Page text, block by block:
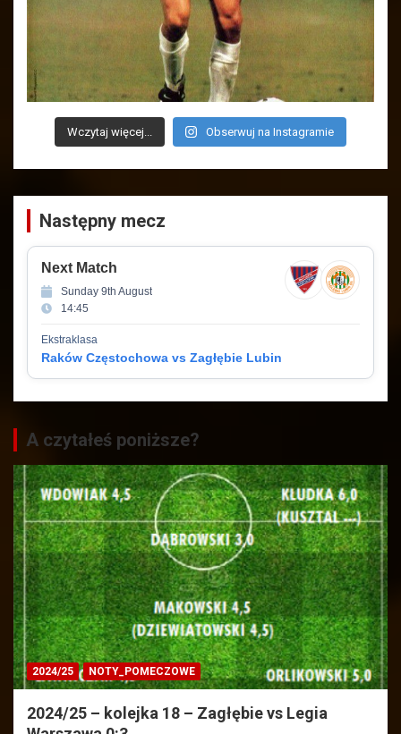
Wczytaj więcej... Obserwuj na Instagramie
Następny mecz
Next Match
Sunday 9th August
14:45
Ekstraklasa
Raków Częstochowa vs Zagłębie Lubin
A czytałeś poniższe?
2024/25 NOTY_POMECZOWE
2024/25 – kolejka 18 – Zagłębie vs Legia